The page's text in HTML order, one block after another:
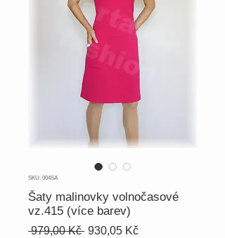
SKU: 004SA
Šaty malinovky volnočasové
vz.415 (více barev)
979,00 Kč Běžná
930,05 KčZvýhodněná